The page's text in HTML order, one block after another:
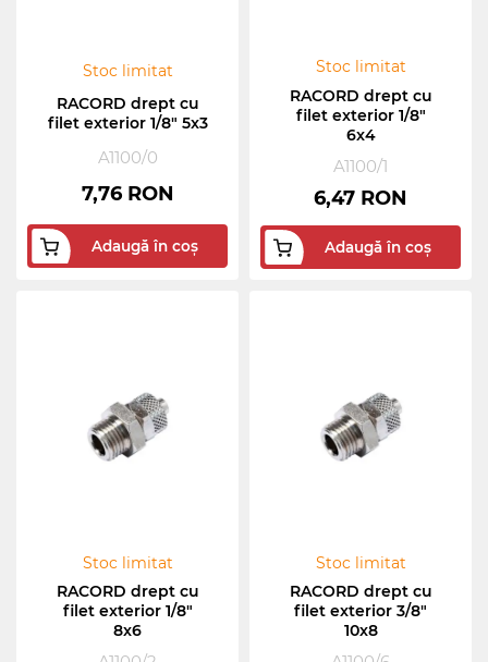
Stoc limitat
RACORD drept cu
filet exterior 1/8" 5x3
A1100/0
7,76 RON
Adaugă în coș
Stoc limitat
RACORD drept cu
filet exterior 1/8"
6x4
A1100/1
6,47 RON
Adaugă în coș
Stoc limitat
RACORD drept cu
filet exterior 1/8"
8x6
Stoc limitat
RACORD drept cu
filet exterior 3/8"
10x8